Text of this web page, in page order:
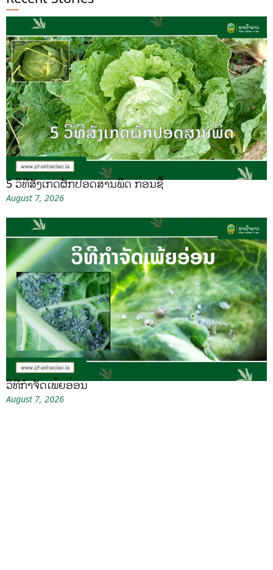
5 ວິທີສັງເກດຜັກປອດສານພິດ ກ່ອນຊື້
August 7, 2026
ວິທີກໍາຈັດເພ້ຍອ່ອນ
August 7, 2026